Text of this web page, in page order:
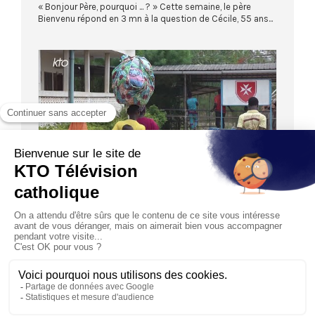
« Bonjour Père, pourquoi ... ? » Cette semaine, le père
Bienvenu répond en 3 mn à la question de Cécile, 55 ans...
09:04
REPORTAGE
Togo : l’hôpital de l’Ordre de Malte France à
Elavagnon, au service des plus vulnérables
06/04/2023
Implanté depuis 1981 en coeur du Togo, l’hôpital de l’Ordre
de Malte France dans le village d’Elavagnon offre de...